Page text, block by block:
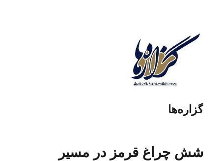
گزاره‌ها
شش چراغ قرمز در مسیر